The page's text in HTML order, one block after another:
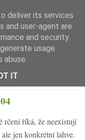
rčení říká, že neexistují
jen konkrétní lahve.
deliver its services
and user-agent are
and security
usage
abuse.
IT